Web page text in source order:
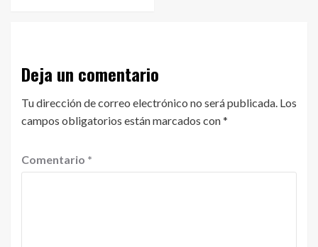
Deja un comentario
Tu dirección de correo electrónico no será publicada. Los
campos obligatorios están marcados con*
Comentario *